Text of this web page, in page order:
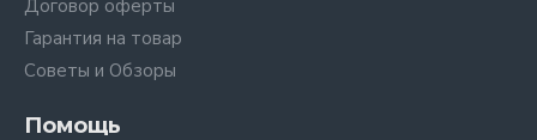
Договор оферты
Гарантия на товар
Советы и Обзоры
Помощь